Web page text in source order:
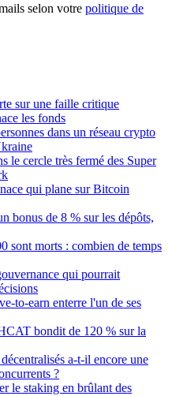
selon votre politique de
sur une faille critique
les fonds
dans un réseau crypto
le cercle très fermé des Super
qui plane sur Bitcoin
bonus de 8 % sur les dépôts,
sont morts : combien de temps
qui pourrait
to-earn enterre l'un de ses
bondit de 120 % sur la
a-t-il encore une
?
le staking en brûlant des